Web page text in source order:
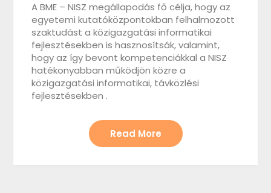
A BME – NISZ megállapodás fő célja, hogy az
egyetemi kutatóközpontokban felhalmozott
szaktudást a közigazgatási informatikai
fejlesztésekben is hasznosítsák, valamint,
hogy az így bevont kompetenciákkal a NISZ
hatékonyabban működjön közre a
közigazgatási informatikai, távközlési
fejlesztésekben .
Read More